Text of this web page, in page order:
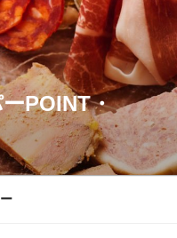
POINT・